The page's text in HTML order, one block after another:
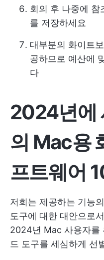
회의 후 나중에 참
를 저장하세요
대부분의 화이트
공하므로 예산에
다
2024년에
의 Mac용
프트웨어
저희는 제공하는 기능
도구에 대한 대안으로
2024년 Mac 사용자를
드 도구를 세심하게 선